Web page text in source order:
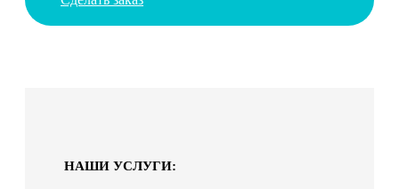
НАШИ УСЛУГИ: